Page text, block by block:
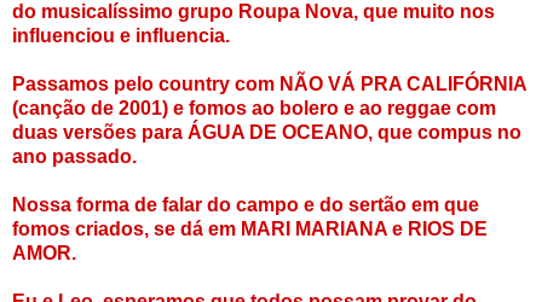
do musicalíssimo grupo Roupa Nova, que muito nos
influenciou e influencia.
Passamos pelo country com NÃO VÁ PRA CALIFÓRNIA
(canção de 2001) e fomos ao bolero e ao reggae com
duas versões para ÁGUA DE OCEANO, que compus no
ano passado.
Nossa forma de falar do campo e do sertão em que
fomos criados, se dá em MARI MARIANA e RIOS DE
AMOR.